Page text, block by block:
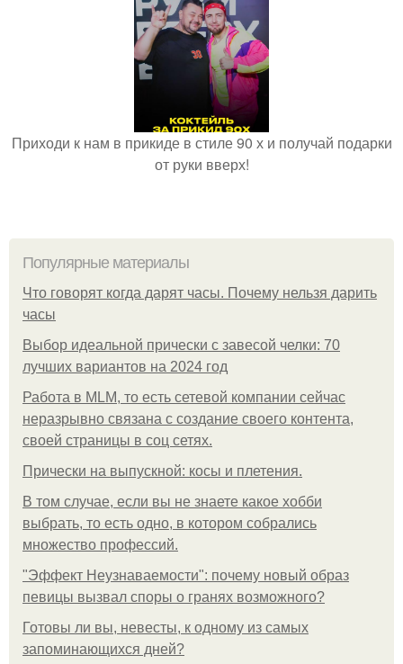
Приходи к нам в прикиде в стиле 90 х и получай подарки
от руки вверх!
Популярные материалы
Что говорят когда дарят часы. Почему нельзя дарить
часы
Выбор идеальной прически с завесой челки: 70
лучших вариантов на 2024 год
Работа в MLM, то есть сетевой компании сейчас
неразрывно связана с создание своего контента,
своей страницы в соц сетях.
Прически на выпускной: косы и плетения.
В том случае, если вы не знаете какое хобби
выбрать, то есть одно, в котором собрались
множество профессий.
"Эффект Неузнаваемости": почему новый образ
певицы вызвал споры о гранях возможного?
Готовы ли вы, невесты, к одному из самых
запоминающихся дней?